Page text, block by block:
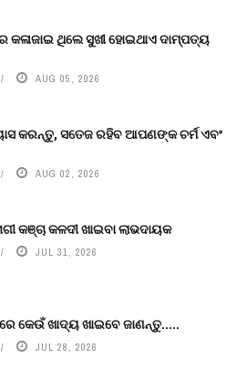
କଳାଜାଇ ଥିଲେ ସୁଖୀ ହୋଇଥାଏ ଦାମ୍ପତ୍ୟ
AUG 05, 2026
କରନ୍ତୁ, ସତେଜ ରହିବ ଆପଣଙ୍କ ଚର୍ମ ଏବଂ
AUG 02, 2026
କଞ୍ଚା କଳଦୀ ଖାଇବା ଲାଭଦାୟକ
JUL 31, 2026
କେଉଁ ଖାଦ୍ୟ ଖାଇବେ ଜାଣନ୍ତୁ.....
JUL 28, 2026